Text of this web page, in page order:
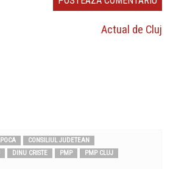
Actual de Cluj
CONSILIUL JUDETEAN
DINU CRISTE PMP
PMP CLUJ